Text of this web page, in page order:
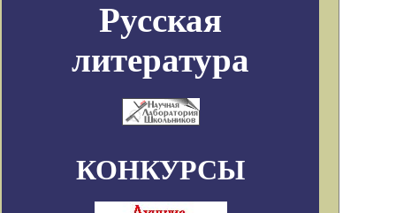
Русская
литература
КОНКУРСЫ